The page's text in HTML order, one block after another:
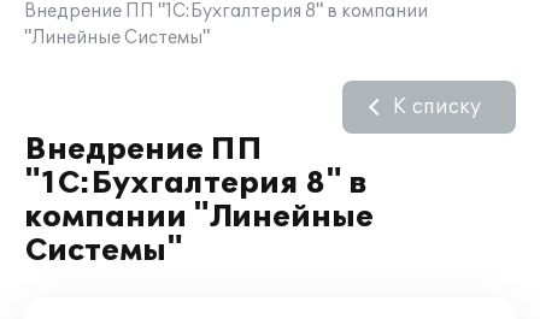
Внедрение ПП "1С:Бухгалтерия 8" в компании
"Линейные Системы"
Внедрение ПП
"1С:Бухгалтерия 8" в
компании "Линейные
Системы"
К списку